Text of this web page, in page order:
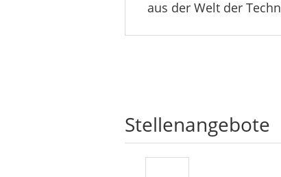
aus der Welt der
Stellenangebote